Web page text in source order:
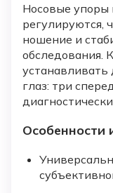
Носовые упоры
регулируются,
ношение и
обследования.
глаз: три
Особенности